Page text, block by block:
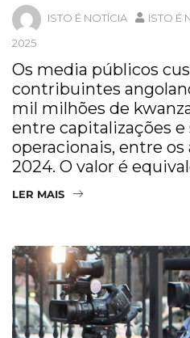
ISTO É NOTÍCIA ISTO É
2025
Os media públicos
contribuintes
mil milhões de
entre capitalizações e
operacionais, entre os
2024. O valor é
LER MAIS